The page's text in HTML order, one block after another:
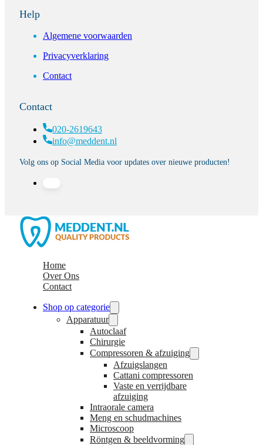
Help
Algemene voorwaarden
Privacyverklaring
Contact
Contact
020-2619643
info@meddent.nl
Volg ons op Social Media voor updates over nieuwe producten!
Home
Over Ons
Contact
Shop op categorie
Apparatuur
Autoclaaf
Chirurgie
Compressoren & afzuiging
Afzuigslangen
Cattani compressoren
Vaste en verrijdbare
afzuiging
Intraorale camera
Meng en schudmachines
Microscoop
Röntgen & beeldvorming